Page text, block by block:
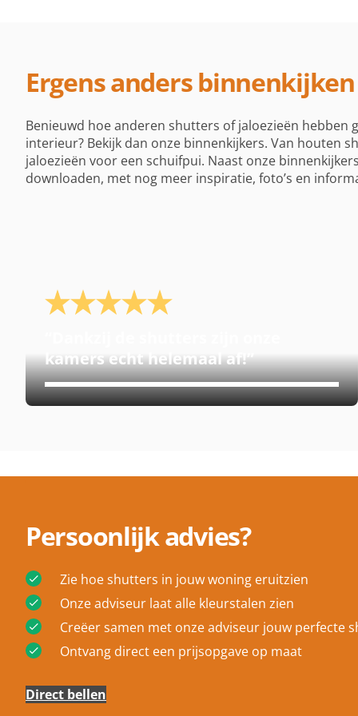
Ergens anders binnenkijken
Benieuwd hoe anderen shutters of jaloezieën hebben
interieur? Bekijk dan onze binnenkijkers. Van houten
jaloezieën voor een schuifpui. Naast onze
downloaden, met nog meer inspiratie, foto’s en
kamers echt helemaal af!
Persoonlijk advies?
Zie hoe shutters in jouw woning eruitzien
Onze adviseur laat alle kleurstalen zien
Creëer samen met onze adviseur jouw perfecte
Ontvang direct een prijsopgave op maat
Direct bellen